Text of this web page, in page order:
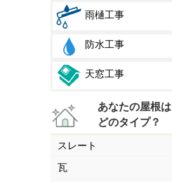
雨樋工事
防水工事
天窓工事
あなたの屋根は
どのタイプ？
スレート
瓦